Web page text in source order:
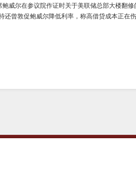
威尔在参议院作证时关于美联储总部大楼翻
还曾敦促鲍威尔降低利率，称高借贷成本正在